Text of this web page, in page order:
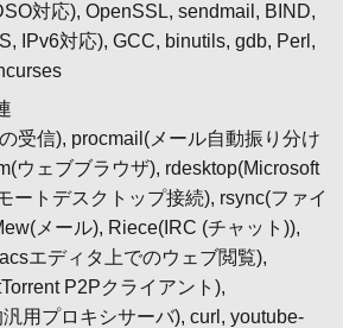
対応), OpenSSL, sendmail, BIND,
IPv6対応), GCC, binutils, gdb, Perl,
受信), procmail(メール自動振り分け
ウェブブラウザ), rdesktop(Microsoft
ートデスクトップ接続), rsync(ファイ
メール), Riece(IRC (チャット)),
エディタ上でのウェブ閲覧),
P2Pクライアント),
用プロキシサーバ), curl, youtube-